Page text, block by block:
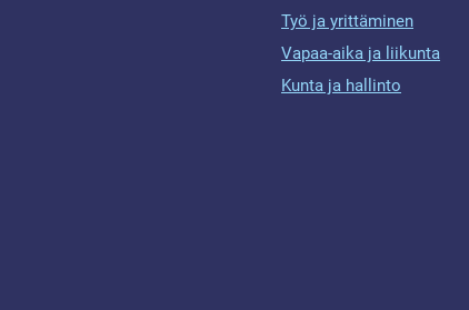
Työ ja yrittäminen
Vapaa-aika ja liikunta
Kunta ja hallinto